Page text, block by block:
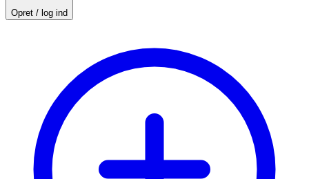
Opret / log ind